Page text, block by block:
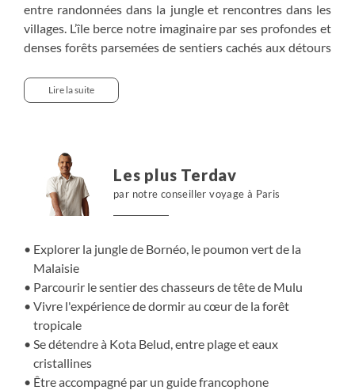
entre randonnées dans la jungle et rencontres dans les
villages. L’île berce notre imaginaire par ses profondes et
denses forêts parsemées de sentiers cachés aux détours
lui offre un terrain fertile pour une forêt primaire qui
héberge plus de 2500 espèces d’arbres, 8000 espèces de
diamètre. Cette nature géante est notre terrain de
randonnée. Un labyrinthe de chemins qui nous mènent à
la rencontre de communautés qui vivent depuis des
siècles en harmonie avec la nature. Ici, de nombreuses
génération en génération. Des coutumes ancestrales,
fascinantes et mystérieuses, comme celles des coupeurs
de tête. Certaines nuits, nous dormons en pleine forêt,
en campement ou en maison traditionnelle. Des
rencontres, une aventure humaine et une expérience
forte, dans l’un des endroits les plus saisissants de notre
planète.
Lire la suite
Les plus Terdav
par notre conseiller voyage à Paris
Explorer la jungle de Bornéo, le poumon vert de la
Malaisie
Parcourir le sentier des chasseurs de tête de Mulu
Vivre l'expérience de dormir au cœur de la forêt
tropicale
Se détendre à Kota Belud, entre plage et eaux
cristallines
Être accompagné par un guide francophone